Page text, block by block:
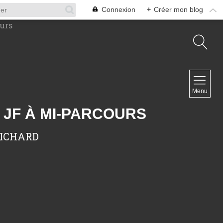
Connexion + Créer mon blog
Menu
À MI-PARCOURS
Contact